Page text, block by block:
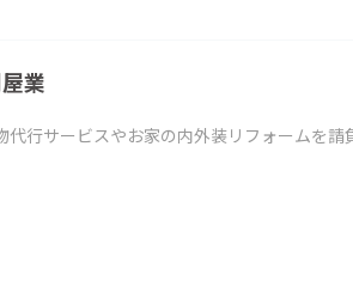
業
代行サービスやお家の内外装リフォームを請